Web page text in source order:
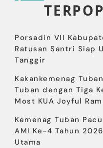
Porsadin VII
Ratusan Santri Siap
Tanggir
Kakankemenag
Tuban dengan Tiga
Most KUA Joyful
Kemenag Tuban
AMI Ke-4 Tahun
Utama